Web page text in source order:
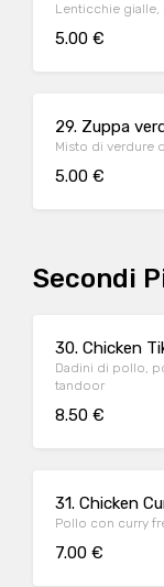
Lenticchie gialle,
5.00 €
29. Zuppa
Misto di verdure
5.00 €
Secondi
30. Chicken
Dadini di pollo,
tandoor
8.50 €
31. Chicken
Pollo con curry
7.00 €